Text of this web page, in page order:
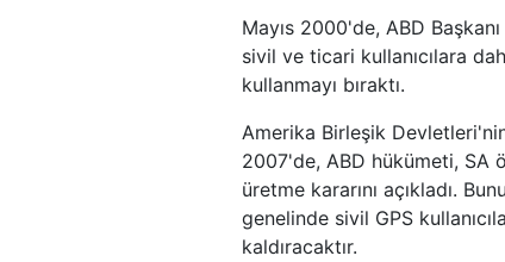
Mayıs 2000'de, ABD
sivil ve ticari kullanıcılara
kullanmayı bıraktı.
Amerika Birleşik
2007'de, ABD hükümeti, SA
üretme kararını açıkladı.
genelinde sivil GPS
kaldıracaktır.